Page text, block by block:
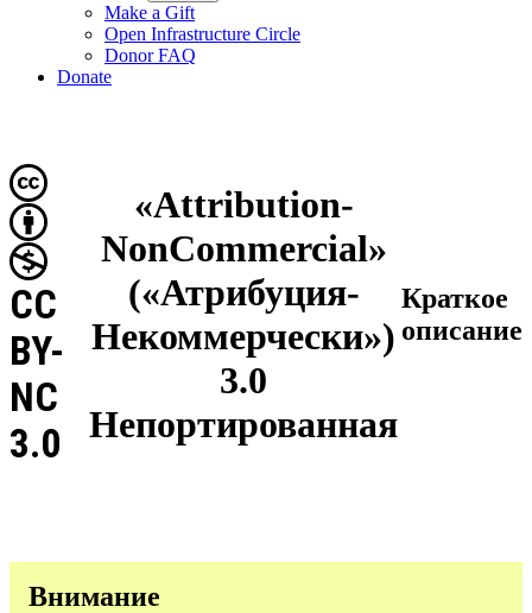
Make a Gift
Open Infrastructure Circle
Donor FAQ
Donate
«Attribution-
NonCommercial»
(«Атрибуция-
Некоммерчески»)
3.0
Непортированная
CC
BY-
NC
3.0
Краткое
описание
Внимание